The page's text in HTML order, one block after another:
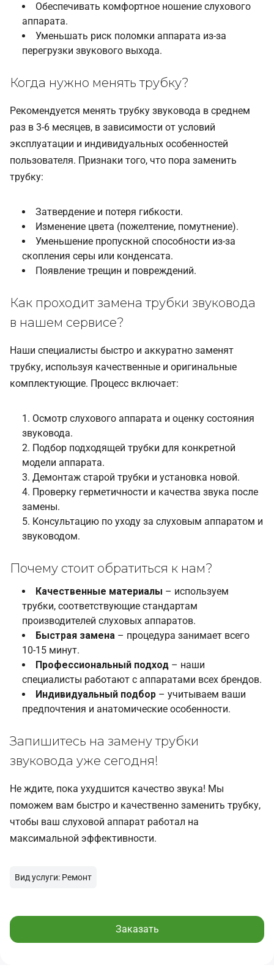
Обеспечивать комфортное ношение слухового
аппарата.
Уменьшать риск поломки аппарата из-за
перегрузки звукового выхода.
Когда нужно менять трубку?
Рекомендуется менять трубку звуковода в среднем
раз в 3-6 месяцев, в зависимости от условий
эксплуатации и индивидуальных особенностей
пользователя. Признаки того, что пора заменить
трубку:
Затвердение и потеря гибкости.
Изменение цвета (пожелтение, помутнение).
Уменьшение пропускной способности из-за
скопления серы или конденсата.
Появление трещин и повреждений.
Как проходит замена трубки звуковода
в нашем сервисе?
Наши специалисты быстро и аккуратно заменят
трубку, используя качественные и оригинальные
комплектующие. Процесс включает:
Осмотр слухового аппарата и оценку состояния
звуковода.
Подбор подходящей трубки для конкретной
модели аппарата.
Демонтаж старой трубки и установка новой.
Проверку герметичности и качества звука после
замены.
Консультацию по уходу за слуховым аппаратом и
звуководом.
Почему стоит обратиться к нам?
Качественные материалы – используем
трубки, соответствующие стандартам
производителей слуховых аппаратов.
Быстрая замена – процедура занимает всего
10-15 минут.
Профессиональный подход – наши
специалисты работают с аппаратами всех брендов.
Индивидуальный подбор – учитываем ваши
предпочтения и анатомические особенности.
Запишитесь на замену трубки
звуковода уже сегодня!
Не ждите, пока ухудшится качество звука! Мы
поможем вам быстро и качественно заменить трубку,
чтобы ваш слуховой аппарат работал на
максимальной эффективности.
Вид услуги: Ремонт
Заказать